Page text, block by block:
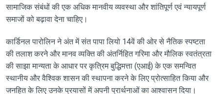
सामाजिक संबंधों की एक अधिक मानवीय व्यवस्था और शांतिपूर्ण एवं न्यायपूर्ण
समाजों को बढ़ावा देना चाहिए।
कार्डिनल पारोलिन ने अंत में संत पापा लियो 14वें की ओर से नैतिक स्पष्टता
की तलाश करने और मानव व्यक्ति की अंतर्निहित गरिमा और मौलिक स्वतंत्रता
की साझा मान्यता के आधार पर कृत्रिम बुद्धिमत्ता (एआई) के एक समन्वित
स्थानीय और वैश्विक शासन की स्थापना करने के लिए प्रोत्साहित किया और
जनहित के लिए उनके प्रयासों में अपनी प्रार्थनाओं का आश्वासन दिया।